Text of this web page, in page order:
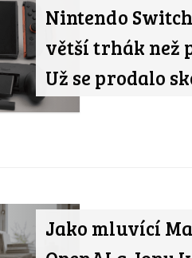
Nintendo
větší trhák než
Už se prodalo
Jako mluvící